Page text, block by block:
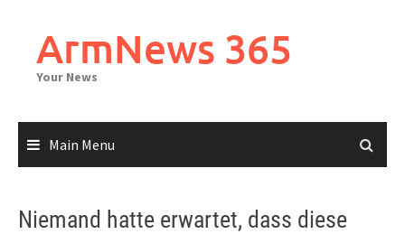
contentArmNews 365
Your News
Main Menu
Niemand hatte erwartet, dass diese